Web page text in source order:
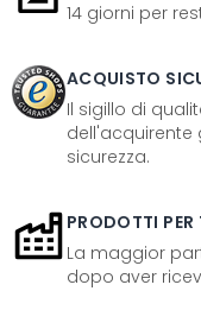
14 giorni per
ACQUISTO
Il sigillo di
dell'acquirente
sicurezza.
PRODOTTI PER
La maggior
dopo aver